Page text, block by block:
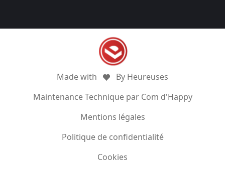
Made with
By Heureuses
Maintenance Technique par Com d'Happy
Mentions légales
Politique de confidentialité
Cookies